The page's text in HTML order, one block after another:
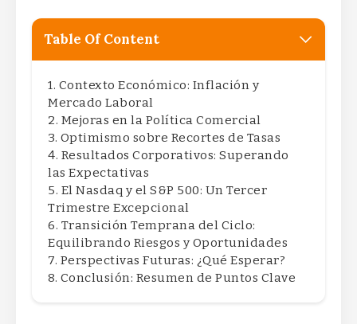
Table Of Content
Contexto Económico: Inflación y
Mercado Laboral
Mejoras en la Política Comercial
Optimismo sobre Recortes de Tasas
Resultados Corporativos: Superando
las Expectativas
El Nasdaq y el S&P 500: Un Tercer
Trimestre Excepcional
Transición Temprana del Ciclo:
Equilibrando Riesgos y Oportunidades
Perspectivas Futuras: ¿Qué Esperar?
Conclusión: Resumen de Puntos Clave